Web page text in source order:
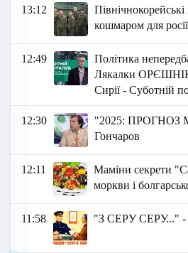
13:12
кошмаром для
12:49
Політика
Лякалки
Сирії - Суботній
12:30
"2025: ПРОГНОЗ
Гончаров
12:11
Маміни секрети
моркви і
11:58 "З СЕРУ СЕРУ..." -